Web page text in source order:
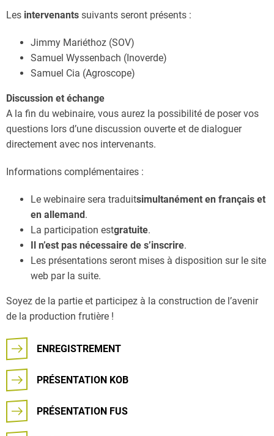
Les intervenants suivants seront présents :
Jimmy Mariéthoz (SOV)
Samuel Wyssenbach (Inoverde)
Samuel Cia (Agroscope)
Discussion et échange
A la fin du webinaire, vous aurez la possibilité de poser vos
questions lors d’une discussion ouverte et de dialoguer
directement avec nos intervenants.
Informations complémentaires :
Le webinaire sera traduitsimultanément en français et
en allemand .
La participation estgratuite.
Il n’est pas nécessaire de s’inscrire.
Les présentations seront mises à disposition sur le site
web par la suite.
Soyez de la partie et participez à la construction de l’avenir
de la production frutière !
ENREGISTREMENT
PRÉSENTATION KOB
PRÉSENTATION FUS